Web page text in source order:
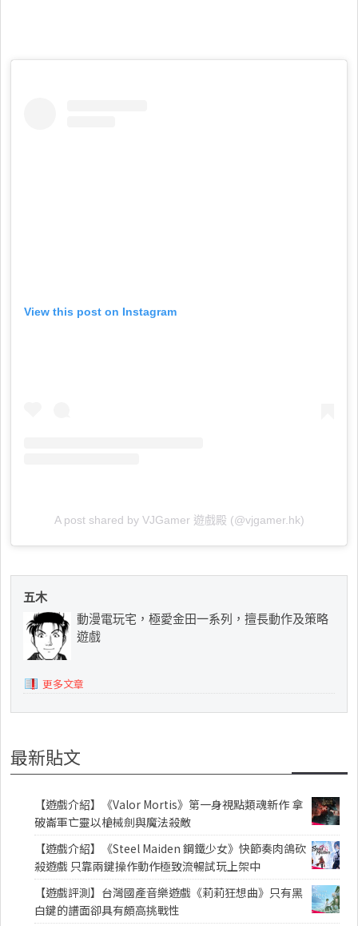
View this post on Instagram
A post shared by VJGamer 遊戲殿 (@vjgamer.hk)
五木
動漫電玩宅，極愛金田一系列，擅長動作及策略
遊戲
更多文章
最新貼文
【遊戲介紹】《Valor Mortis》第一身視點類魂新作 拿
破崙軍亡靈以槍械劍與魔法殺敵
【遊戲介紹】《Steel Maiden 鋼鐵少女》快節奏肉鴿砍
殺遊戲 只靠兩鍵操作動作極致流暢試玩上架中
【遊戲評測】台灣國產音樂遊戲《莉莉狂想曲》只有黑
白鍵的譜面卻具有頗高挑戰性